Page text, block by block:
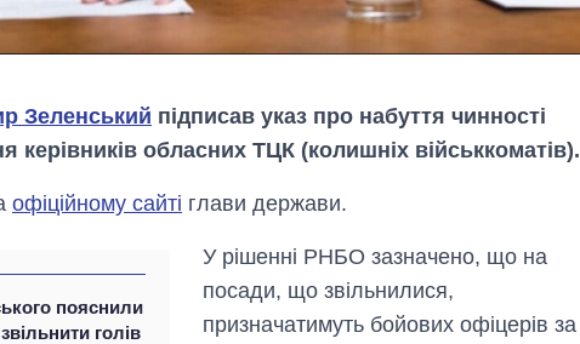
Зеленський підписав указ про набуття чинності
обласних ТЦК (колишніх військкоматів).
офіційному сайті глави держави.
пояснили
голів
У рішенні РНБО зазначено, що на
посади, що звільнилися,
призначатимуть бойових офіцерів за